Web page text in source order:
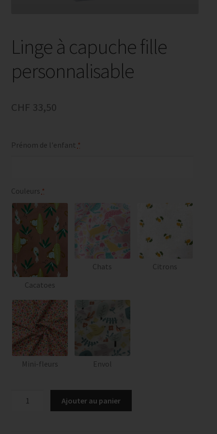
Linge à capuche fille
personnalisable
CHF 33,50
Prénom de l'enfant *
Couleurs *
Cacatoes
Chats Citrons
Mini-fleurs Envol
Ajouter au panier